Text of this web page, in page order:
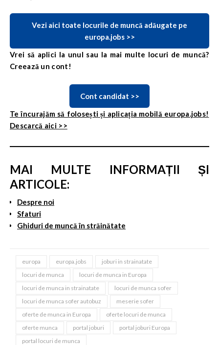
Vezi aici toate locurile de muncă adăugate pe
europa.jobs >>
Vrei să aplici la unul sau la mai multe locuri de muncă?
Creează un cont!
Cont candidat >>
Te încurajăm să folosești și aplicația mobilă europa.jobs!
Descarcă aici >>
MAI MULTE INFORMAȚII ȘI
ARTICOLE:
Despre noi
Sfaturi
Ghiduri de muncă în străinătate
europa europa.jobs
joburi in strainatate
locuri de munca
locuri de munca in Europa
locuri de munca in strainatate
locuri de munca sofer
locuri de munca sofer autobuz
meserie sofer
oferte de munca in Europa
oferte locuri de munca
oferte munca
portal joburi
portal joburi Europa
portal locuri de munca